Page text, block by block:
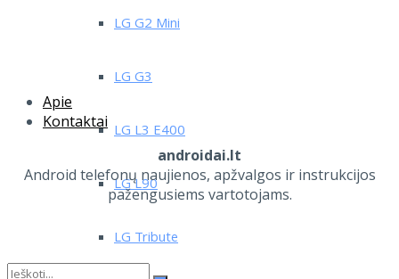
LG G2 Mini
LG G3
LG L3 E400
LG L90
LG Tribute
Apie
Kontaktai
androidai.lt
Android telefonų naujienos, apžvalgos ir instrukcijos
pažengusiems vartotojams.